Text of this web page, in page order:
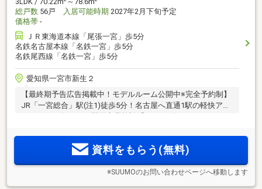
総戸数 56戸 入居可能時期 2027年2月下旬予定
価格帯 -
ＪＲ東海道本線「尾張一宮」歩5分
名鉄名古屋本線「名鉄一宮」歩5分
名鉄尾西線「名鉄一宮」歩5分
愛知県一宮市新生２
【最終期予告広告掲載中！モデルルーム公開中※完全予約制】
JR「一宮総合」駅(注1)徒歩5分！名古屋へ直通1駅の軽快アク
計！進化する駅前の便利さと、落ち着いた住み心地。両方を
資料をもらう(無料)
※SUUMOのお問い合わせページへ移動します